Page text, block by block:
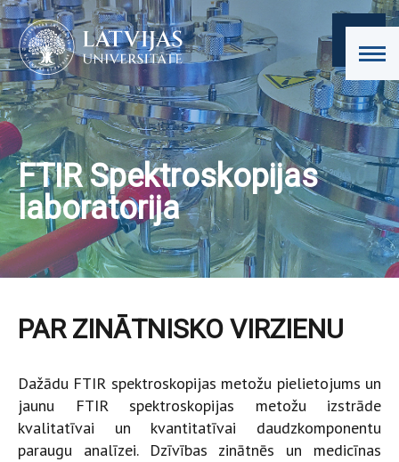
FTIR Spektroskopijas
laboratorija
PAR ZINĀTNISKO VIRZIENU
Dažādu FTIR spektroskopijas metožu pielietojums un
jaunu FTIR spektroskopijas metožu izstrāde
kvalitatīvai un kvantitatīvai daudzkomponentu
paraugu analīzei. Dzīvības zinātnēs un medicīnas